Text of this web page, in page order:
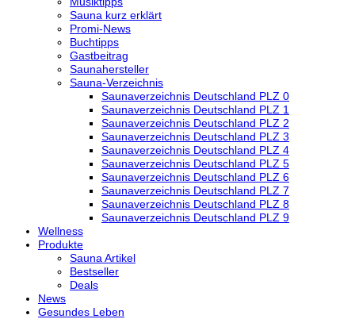
Sauna kurz erklärt
Promi-News
Buchtipps
Gastbeitrag
Saunahersteller
Sauna-Verzeichnis
Saunaverzeichnis Deutschland PLZ 0
Saunaverzeichnis Deutschland PLZ 1
Saunaverzeichnis Deutschland PLZ 2
Saunaverzeichnis Deutschland PLZ 3
Saunaverzeichnis Deutschland PLZ 4
Saunaverzeichnis Deutschland PLZ 5
Saunaverzeichnis Deutschland PLZ 6
Saunaverzeichnis Deutschland PLZ 7
Saunaverzeichnis Deutschland PLZ 8
Saunaverzeichnis Deutschland PLZ 9
Wellness
Produkte
Sauna Artikel
Bestseller
Deals
News
Gesundes Leben